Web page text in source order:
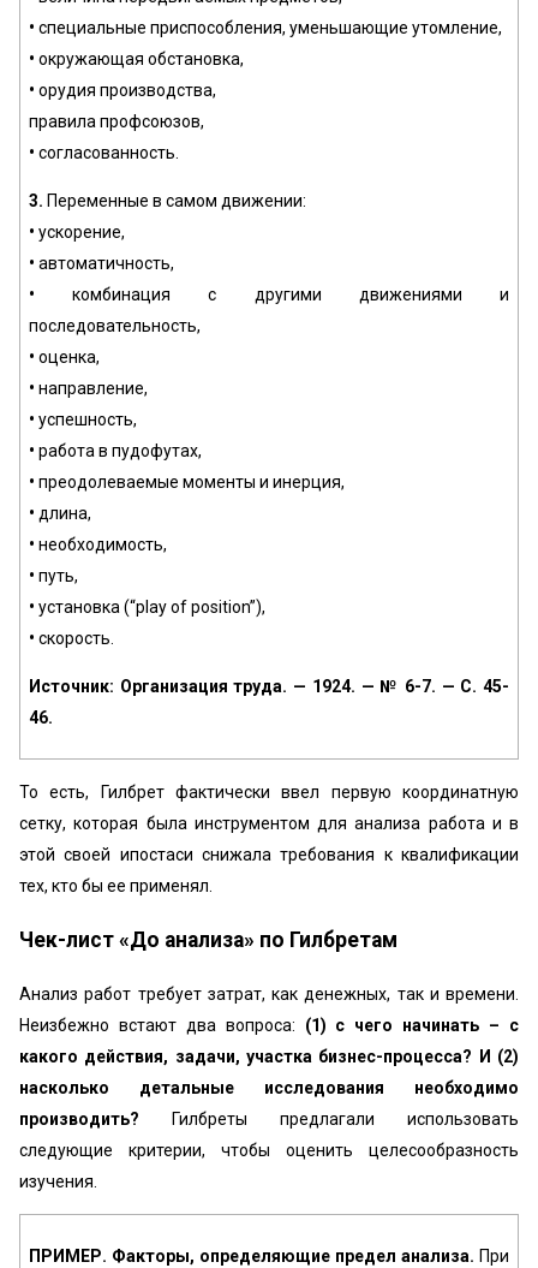
• специальные приспособления, уменьшающие утомление,
• окружающая обстановка,
• орудия производства,
правила профсоюзов,
• согласованность.
3. Переменные в самом движении:
• ускорение,
• автоматичность,
•комбинация с другими движениями и
последовательность,
• оценка,
• направление,
• успешность,
• работа в пудофутах,
• преодолеваемые моменты и инерция,
• длина,
• необходимость,
• путь,
• установка (“play of position”),
• скорость.
Источник: Организация труда. — 1924. — № 6-7. — С. 45-
46.
То есть, Гилбрет фактически ввел первую координатную
сетку, которая была инструментом для анализа работа и в
этой своей ипостаси снижала требования к квалификации
тех, кто бы ее применял.
Чек-лист «До анализа» по Гилбретам
Анализ работ требует затрат, как денежных, так и времени.
Неизбежно встают два вопроса: (1) с чего начинать – с
какого действия, задачи, участка бизнес-процесса? И (2)
насколько детальные исследования необходимо
производить? Гилбреты предлагали использовать
следующие критерии, чтобы оценить целесообразность
изучения.
ПРИМЕР. Факторы, определяющие предел анализа. При